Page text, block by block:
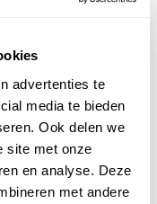
advertenties te
media te bieden
Ook delen we
site met onze
en analyse. Deze
met andere